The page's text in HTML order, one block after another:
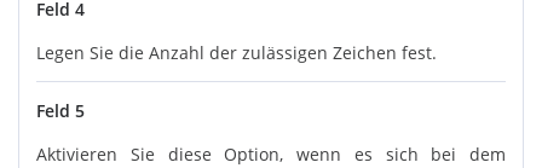
Feld 4
Legen Sie die Anzahl der zulässigen Zeichen fest.
Feld 5
Aktivieren Sie diese Option, wenn es sich bei dem